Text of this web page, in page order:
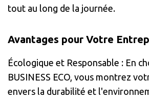
tout au long de la journée.
Avantages pour Votre
Écologique et Responsable : En
BUSINESS ECO, vous montrez
envers la durabilité et